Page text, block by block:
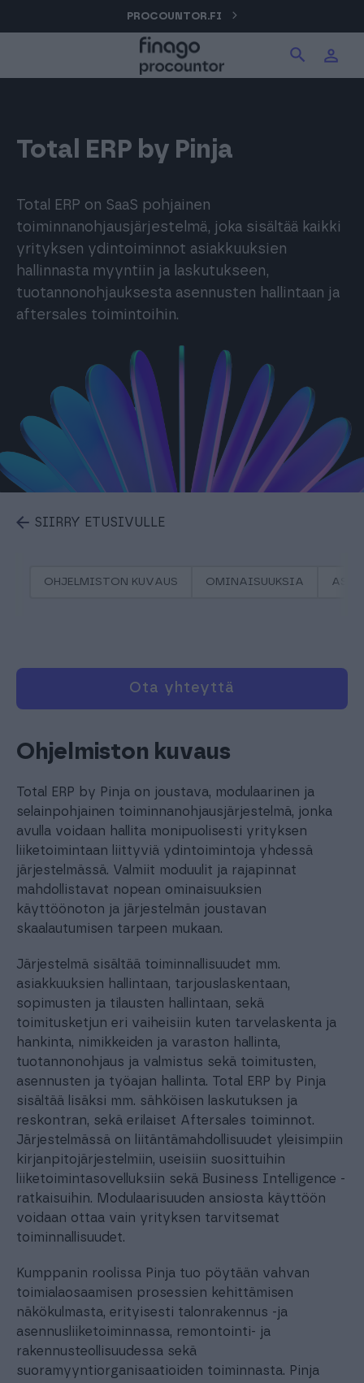
sisältöön
PROCOUNTOR.FI
Total ERP by Pinja
Total ERP on SaaS pohjainen
toiminnanohjausjärjestelmä, joka sisältää kaikki
yrityksen ydintoiminnot asiakkuuksien
hallinnasta myyntiin ja laskutukseen,
tuotannonohjauksesta asennusten hallintaan ja
aftersales toimintoihin.
SIIRRY ETUSIVULLE
OHJELMISTON KUVAUS OMINAISUUKSIA
Ota yhteyttä
Ohjelmiston kuvaus
Total ERP by Pinja on joustava, modulaarinen ja
selainpohjainen toiminnanohjausjärjestelmä, jonka
avulla voidaan hallita monipuolisesti yrityksen
liiketoimintaan liittyviä ydintoimintoja yhdessä
järjestelmässä. Valmiit moduulit ja rajapinnat
mahdollistavat nopean ominaisuuksien
käyttöönoton ja järjestelmän joustavan
skaalautumisen tarpeen mukaan.
Järjestelmä sisältää toiminnallisuudet mm.
asiakkuuksien hallintaan, tarjouslaskentaan,
sopimusten ja tilausten hallintaan, sekä
toimitusketjun eri vaiheisiin kuten tarvelaskenta ja
hankinta, nimikkeiden ja varaston hallinta,
tuotannonohjaus ja valmistus sekä toimitusten,
asennusten ja työajan hallinta. Total ERP by Pinja
sisältää lisäksi mm. sähköisen laskutuksen ja
reskontran, sekä erilaiset Aftersales toiminnot.
Järjestelmässä on liitäntämahdollisuudet yleisimpiin
kirjanpitojärjestelmiin, useisiin suosittuihin
liiketoimintasovelluksiin sekä Business Intelligence -
ratkaisuihin. Modulaarisuuden ansiosta käyttöön
voidaan ottaa vain yrityksen tarvitsemat
toiminnallisuudet.
Kumppanin roolissa Pinja tuo pöytään vahvan
toimialaosaamisen prosessien kehittämisen
näkökulmasta, erityisesti talonrakennus -ja
asennusliiketoiminnassa, remontointi- ja
rakennusteollisuudessa sekä
suoramyyntiorganisaatioiden toiminnasta. Pinja
Solo
Sopimuskone
Allekirjoitus
Aika